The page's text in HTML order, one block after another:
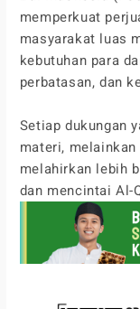
memperkuat
masyarakat luas
kebutuhan para
perbatasan, dan
Setiap dukungan
materi,
melahirkan lebih
dan mencintai Al-